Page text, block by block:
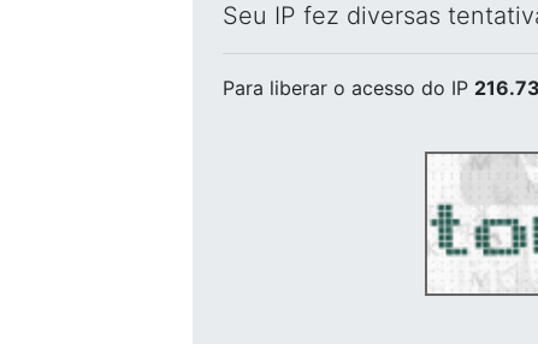
Seu IP fez diversas
Para liberar o acesso do IP